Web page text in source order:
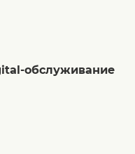
обслуживание